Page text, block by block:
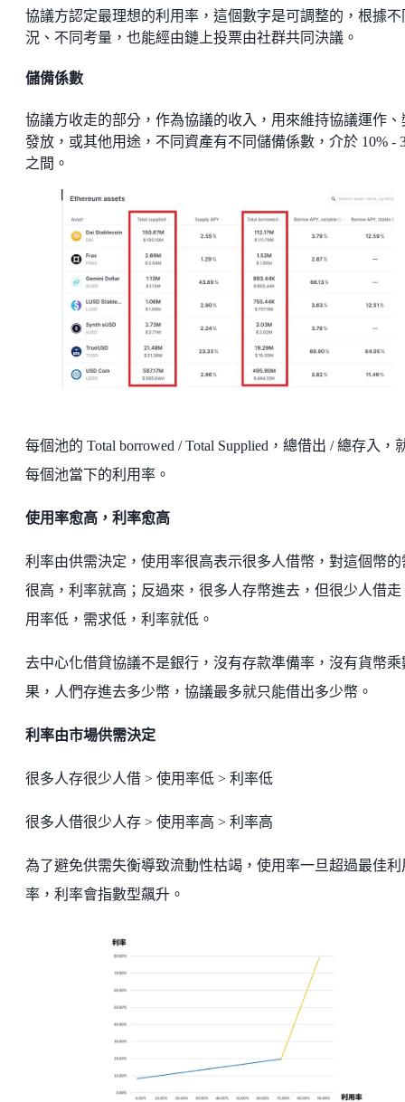
協議方認定最理想的利用率，這個數字是可調整的，根據不
況、不同考量，也能經由鏈上投票由社群共同決議。
儲備係數
協議方收走的部分，作為協議的收入，用來維持協議運作、
發放，或其他用途，不同資產有不同儲備係數，介於 10% -
之間。
每個池的 Total borrowed / Total Supplied，總借出 / 總存入，
每個池當下的利用率。
使用率愈高，利率愈高
利率由供需決定，使用率很高表示很多人借幣，對這個幣的
很高，利率就高；反過來，很多人存幣進去，但很少人借走
用率低，需求低，利率就低。
去中心化借貸協議不是銀行，沒有存款準備率，沒有貨幣乘
果，人們存進去多少幣，協議最多就只能借出多少幣。
利率由市場供需決定
很多人存很少人借 > 使用率低 > 利率低
很多人借很少人存 > 使用率高 > 利率高
為了避免供需失衡導致流動性枯竭，使用率一旦超過最佳利
率，利率會指數型飆升。